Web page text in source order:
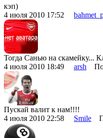
кэп)
4 июля 2010 17:52
Тогда Санью на скамейку...
4 июля 2010 18:49 arsh
Пускай валит к нам!!!!
4 июля 2010 22:58 Smile